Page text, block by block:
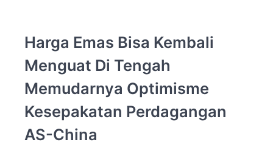
Harga Emas Bisa Kembali
Menguat Di Tengah
Memudarnya Optimisme
Kesepakatan Perdagangan
AS-China